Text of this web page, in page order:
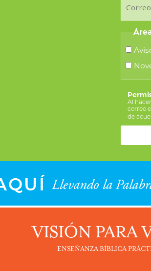
Al
correo
de
VISIÓN PARA
ENSEÑANZA BÍBLICA